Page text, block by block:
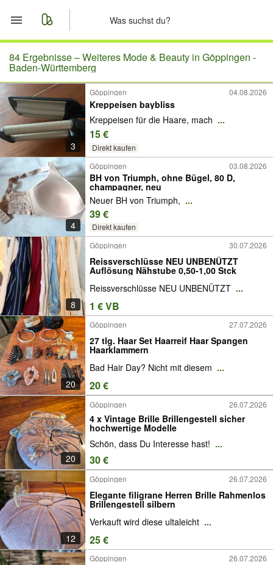
Start
Merkliste
Nachrichten
Anzeige aufgeben
84 Ergebnisse –Weiteres Mode & Beauty in Göppingen -
Baden-Württemberg
3
Göppingen 04.08.2026
Kreppeisen baybliss
Kreppeisen für die Haare, mach ...
15 €
Direkt kaufen
4
Göppingen 03.08.2026
BH von Triumph, ohne Bügel, 80 D,
champagner, neu
Neuer BH von Triumph, ...
39 €
Direkt kaufen
8
Göppingen 30.07.2026
Reissverschlüsse NEU UNBENÜTZT
Auflösung Nähstube 0,50-1,00 Stck
Reissverschlüsse NEU UNBENÜTZT ...
1 € VB
20
Göppingen 27.07.2026
27 tlg. Haar Set Haarreif Haar Spangen
Haarklammern
Bad Hair Day? Nicht mit diesem ...
20 €
20
Göppingen 26.07.2026
4 x Vintage Brille Brillengestell sicher
hochwertige Modelle
Schön, dass Du Interesse hast! ...
30 €
12
Göppingen 26.07.2026
Elegante filigrane Herren Brille Rahmenlos
Brillengestell silbern
Verkauft wird diese ultaleicht ...
25 €
Göppingen 26.07.2026